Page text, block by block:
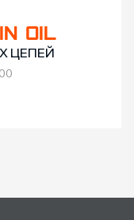
OIL
ЦЕПЕЙ